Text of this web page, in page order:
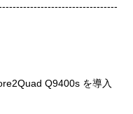
Q9400s を導入